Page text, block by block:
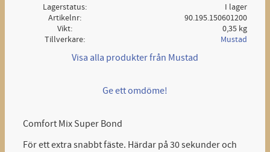
Lagerstatus
I lager
Artikelnr
90.195.150601200
Vikt
0,35 kg
Tillverkare
Mustad
Visa alla produkter från Mustad
Ge ett omdöme!
Comfort Mix Super Bond
För ett extra snabbt fäste. Härdar på 30 sekunder och